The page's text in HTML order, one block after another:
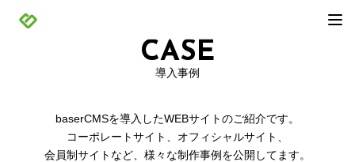
CASE
導入事例
baserCMSを導入したWEBサイトのご紹介です。
コーポレートサイト、オフィシャルサイト、
会員制サイトなど、様々な制作事例を公開してます。